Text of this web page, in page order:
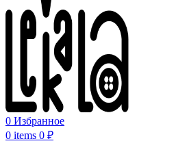
0 Избранное
0 items 0 ₽